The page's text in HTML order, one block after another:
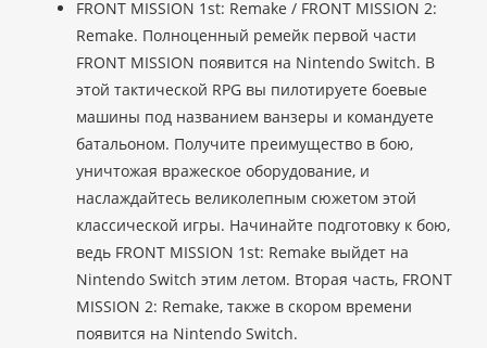
FRONT MISSION 1st: Remake / FRONT MISSION 2:
Remake. Полноценный ремейк первой части
FRONT MISSION появится на Nintendo Switch. В
этой тактической RPG вы пилотируете боевые
машины под названием ванзеры и командуете
батальоном. Получите преимущество в бою,
уничтожая вражеское оборудование, и
наслаждайтесь великолепным сюжетом этой
классической игры. Начинайте подготовку к бою,
ведь FRONT MISSION 1st: Remake выйдет на
Nintendo Switch этим летом. Вторая часть, FRONT
MISSION 2: Remake, также в скором времени
появится на Nintendo Switch.